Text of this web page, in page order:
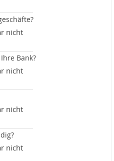
nicht
Bank?
nicht
nicht
nicht